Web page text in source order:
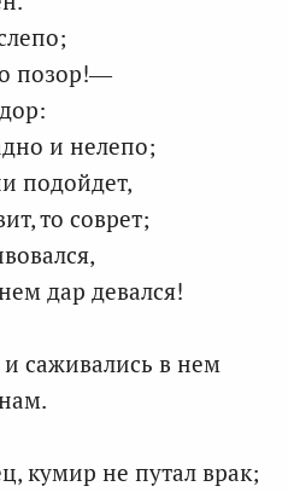
позор!—
и нелепо;
подойдет,
то соврет;
дар девался!
саживались в нем
кумир не путал врак;